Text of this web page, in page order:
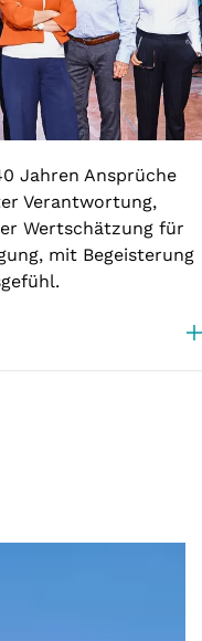
Jahren Ansprüche
Verantwortung,
Wertschätzung für
mit Begeisterung